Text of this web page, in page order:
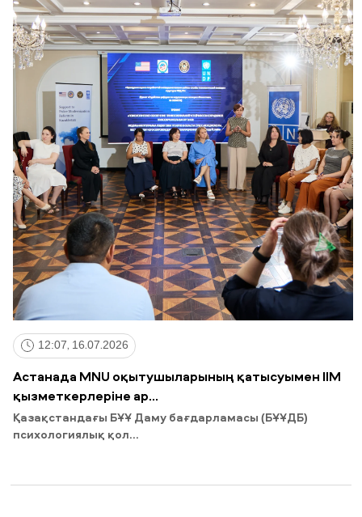
12:07, 16.07.2026
Астанада MNU оқытушыларының қатысуымен ІІМ
қызметкерлеріне ар...
Қазақстандағы БҰҰ Даму бағдарламасы (БҰҰДБ)
психологиялық қол...